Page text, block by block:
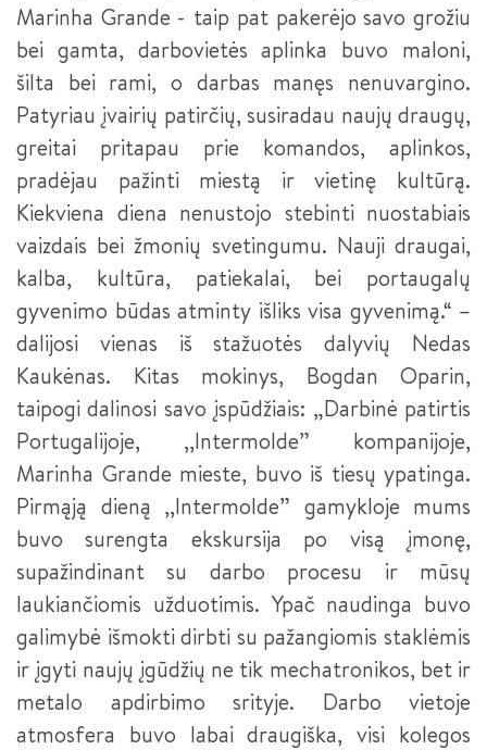
FLORISTAS
KONDITERIS
FLORISTO PADĖJĖJAS
RANKDARBIŲ GAMINTOJAS
DUONOS IR PYRAGO GAMINIŲ KEPĖJAS
Marinha Grande - taip pat pakerėjo savo grožiu
bei gamta, darbovietės aplinka buvo maloni,
šilta bei rami, o darbas manęs nenuvargino.
Patyriau įvairių patirčių, susiradau naujų draugų,
greitai pritapau prie komandos, aplinkos,
pradėjau pažinti miestą ir vietinę kultūrą.
Kiekviena diena nenustojo stebinti nuostabiais
vaizdais bei žmonių svetingumu. Nauji draugai,
kalba, kultūra, patiekalai, bei portaugalų
gyvenimo būdas atminty išliks visa gyvenimą.“ –
dalijosi vienas iš stažuotės dalyvių Nedas
Kaukėnas. Kitas mokinys, Bogdan Oparin,
taipogi dalinosi savo įspūdžiais: „Darbinė patirtis
Portugalijoje, ,,Intermolde” kompanijoje,
Marinha Grande mieste, buvo iš tiesų ypatinga.
Pirmąją dieną ,,Intermolde” gamykloje mums
buvo surengta ekskursija po visą įmonę,
supažindinant su darbo procesu ir mūsų
laukiančiomis užduotimis. Ypač naudinga buvo
galimybė išmokti dirbti su pažangiomis staklėmis
ir įgyti naujų įgūdžių ne tik mechatronikos, bet ir
metalo apdirbimo srityje. Darbo vietoje
atmosfera buvo labai draugiška, visi kolegos